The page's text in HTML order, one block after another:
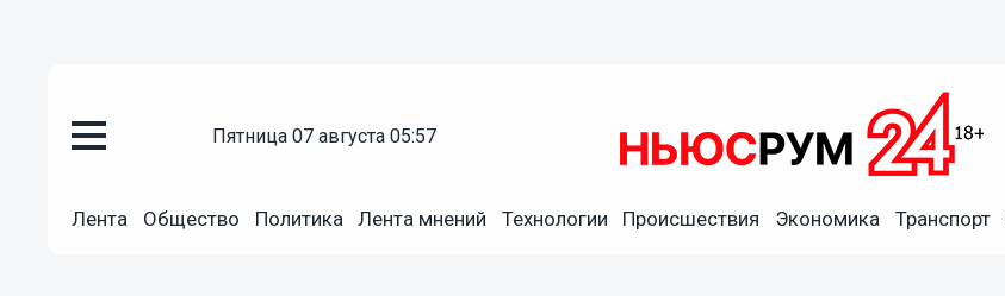
пятница 07 августа 05:57
Лента Общество Политика Лента мнений Технологии Происшествия Экономика Транспорт
Двери, ставни и инструменты украли трое мужчин из дома